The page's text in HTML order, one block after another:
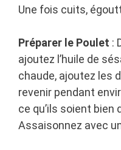
Une fois cuits,
Préparer le Poulet :
ajoutez l’huile de
chaude, ajoutez les
revenir pendant
ce qu’ils soient
Assaisonnez avec